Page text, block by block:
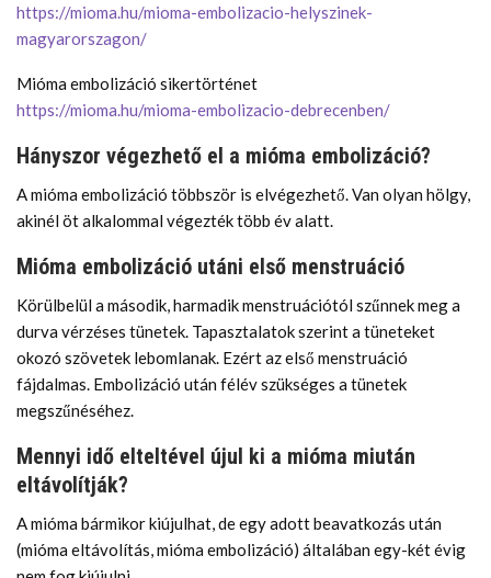
https://mioma.hu/mioma-embolizacio-helyszinek-
magyarorszagon/
Mióma embolizáció sikertörténet
https://mioma.hu/mioma-embolizacio-debrecenben/
Hányszor végezhető el a mióma embolizáció?
A mióma embolizáció többször is elvégezhető. Van olyan hölgy,
akinél öt alkalommal végezték több év alatt.
Mióma embolizáció utáni első menstruáció
Körülbelül a második, harmadik menstruációtól szűnnek meg a
durva vérzéses tünetek. Tapasztalatok szerint a tüneteket
okozó szövetek lebomlanak. Ezért az első menstruáció
fájdalmas. Embolizáció után félév szükséges a tünetek
megszűnéséhez.
Mennyi idő elteltével újul ki a mióma miután
eltávolítják?
A mióma bármikor kiújulhat, de egy adott beavatkozás után
(mióma eltávolítás, mióma embolizáció) általában egy-két évig